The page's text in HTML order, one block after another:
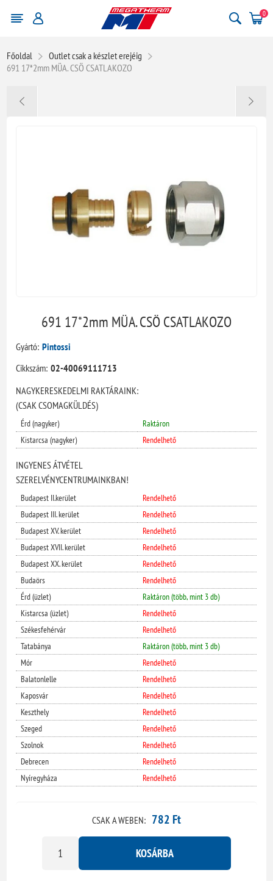
0
Főoldal
Outlet csak a készlet erejéig
691 17*2mm MÜA. CSÖ CSATLAKOZO
691 17*2mm MÜA. CSÖ CSATLAKOZO
Gyártó: Pintossi
Cikkszám: 02-40069111713
NAGYKERESKEDELMI RAKTÁRAINK:
(CSAK CSOMAGKÜLDÉS)
Érd (nagyker)
Raktáron
Kistarcsa (nagyker)
Rendelhető
INGYENES ÁTVÉTEL
SZERELVÉNYCENTRUMAINKBAN!
Budapest II.kerület
Rendelhető
Budapest III. kerület
Rendelhető
Budapest XV. kerület
Rendelhető
Budapest XVII. kerület
Rendelhető
Budapest XX. kerület
Rendelhető
Budaörs
Rendelhető
Érd (üzlet)
Raktáron (több, mint 3 db)
Kistarcsa (üzlet)
Rendelhető
Székesfehérvár
Rendelhető
Tatabánya
Raktáron (több, mint 3 db)
Mór
Rendelhető
Balatonlelle
Rendelhető
Kaposvár
Rendelhető
Keszthely
Rendelhető
Szeged
Rendelhető
Szolnok
Rendelhető
Debrecen
Rendelhető
Nyíregyháza
Rendelhető
CSAK A WEBEN: 782 Ft
KOSÁRBA